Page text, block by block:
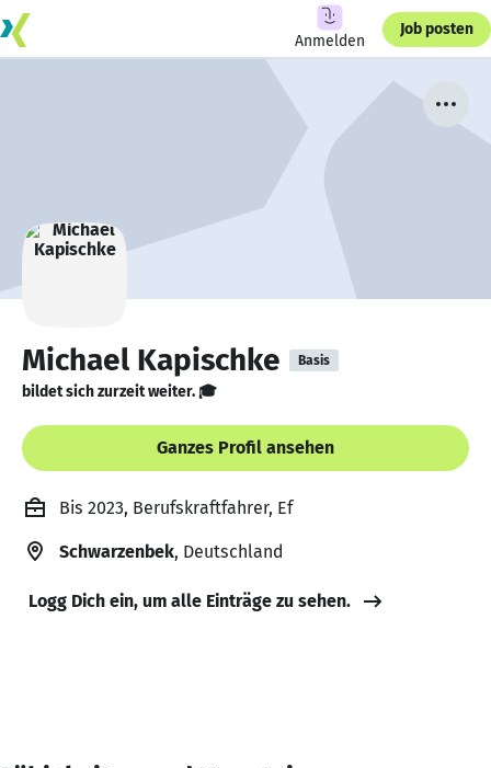
Anmelden
Job posten
Michael Kapischke Basis
bildet sich zurzeit weiter. 🎓
Ganzes Profil ansehen
Bis 2023, Berufskraftfahrer, Ef
Schwarzenbek, Deutschland
Logg Dich ein, um alle Einträge zu sehen.